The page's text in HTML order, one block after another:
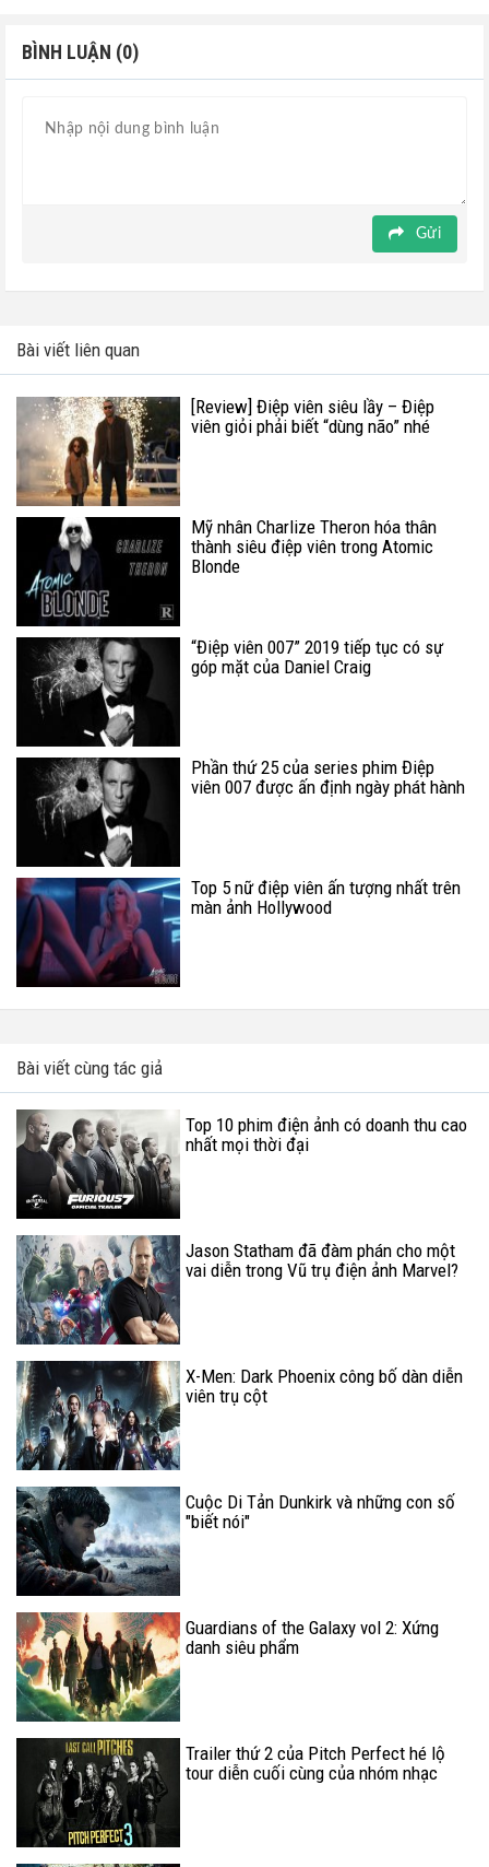
BÌNH LUẬN (0)
Gửi
Bài viết liên quan
[Review] Điệp viên siêu lầy – Điệp
viên giỏi phải biết “dùng não” nhé
Mỹ nhân Charlize Theron hóa thân
thành siêu điệp viên trong Atomic
Blonde
“Điệp viên 007” 2019 tiếp tục có sự
góp mặt của Daniel Craig
Phần thứ 25 của series phim Điệp
viên 007 được ấn định ngày phát hành
Top 5 nữ điệp viên ấn tượng nhất trên
màn ảnh Hollywood
Bài viết cùng tác giả
Top 10 phim điện ảnh có doanh thu cao
nhất mọi thời đại
Jason Statham đã đàm phán cho một
vai diễn trong Vũ trụ điện ảnh Marvel?
X-Men: Dark Phoenix công bố dàn diễn
viên trụ cột
Cuộc Di Tản Dunkirk và những con số
"biết nói"
Guardians of the Galaxy vol 2: Xứng
danh siêu phẩm
Trailer thứ 2 của Pitch Perfect hé lộ
tour diễn cuối cùng của nhóm nhạc